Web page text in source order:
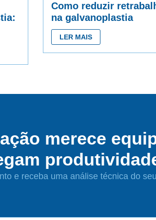
Como reduzir
na galvanoplastia
LER MAIS
merece
e receba uma análise técnica do